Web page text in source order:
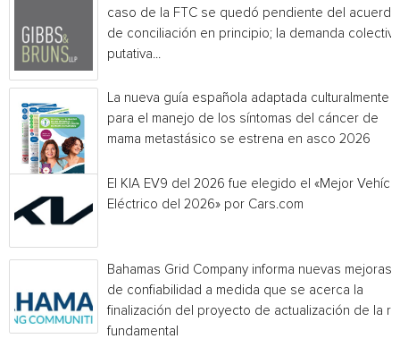
caso de la FTC se quedó pendiente del acuerdo
de conciliación en principio; la demanda colectiva
putativa...
La nueva guía española adaptada culturalmente
para el manejo de los síntomas del cáncer de
mama metastásico se estrena en asco 2026
El KIA EV9 del 2026 fue elegido el «Mejor
Eléctrico del 2026» por Cars.com
Bahamas Grid Company informa nuevas mejoras
de confiabilidad a medida que se acerca la
finalización del proyecto de actualización de la
fundamental